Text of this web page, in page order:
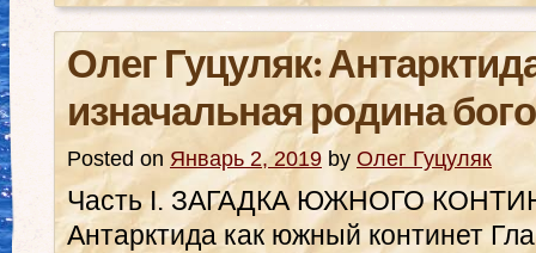
Олег Гуцуляк:
изначальная родина
Posted on Январь 2, 2019 by Олег Гуцуляк
Часть І. ЗАГАДКА ЮЖНОГО
Антарктида как южный континет